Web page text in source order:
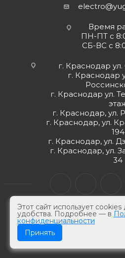
Время
ПН-ПТ с
СБ-ВС с
г. Краснодар
г. Краснодар
г. Краснодар ул.
г. Краснодар, ул.
г. Краснодар, ул.
194
г. Краснодар, ул.
г. Краснодар, ул.
34
© ЮгКабель, 2026 г -
Этот сайт использует
удобства. Подробнее — в
конфиденциальности
Принять